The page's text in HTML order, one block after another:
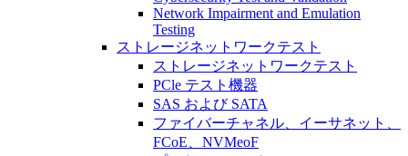
Network Impairment and Emulation
Testing
ストレージネットワークテスト
ストレージネットワークテスト
PCle テスト機器
SAS および SATA
ファイバーチャネル、イーサネット、
FCoE、NVMeoF